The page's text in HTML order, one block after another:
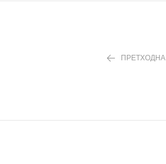
ПРЕТХОДНА